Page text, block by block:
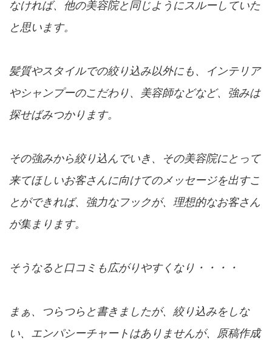
なければ、他の美容院と同じようにスルーしていた
と思います。
髪質やスタイルでの絞り込み以外にも、インテリア
やシャンプーのこだわり、美容師などなど、強みは
探せばみつかります。
その強みから絞り込んでいき、その美容院にとって
来てほしいお客さんに向けてのメッセージを出すこ
とができれば、強力なフックが、理想的なお客さん
が集まります。
そうなると口コミも広がりやすくなり・・・・
まぁ、つらつらと書きましたが、絞り込みをしな
い、エンパシーチャートはありませんが、原稿作成